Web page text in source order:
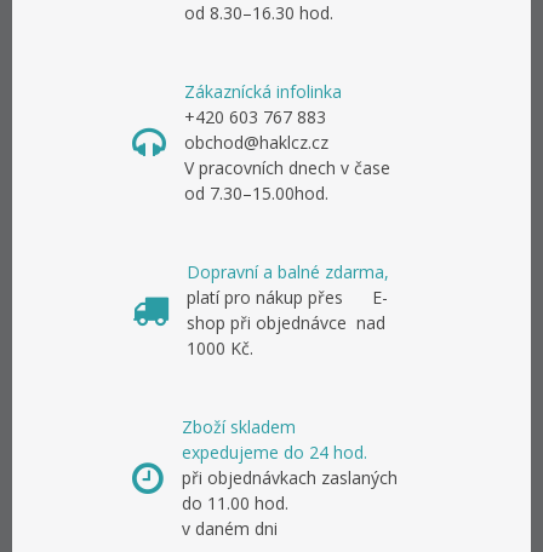
od 8.30–16.30 hod.
Zákaznícká infolinka
+420 603 767 883
obchod@haklcz.cz
V pracovních dnech v čase
od 7.30–15.00hod.
Dopravní a balné zdarma,
platí pro nákup přes E-
shop při objednávce nad
1000 Kč.
Zboží skladem
expedujeme do 24 hod.
při objednávkach zaslaných
do 11.00 hod.
v daném dni